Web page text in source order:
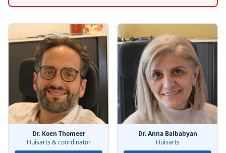
Dr. Koen Thomeer
Huisarts & coördinator
Dr. Anna Balbabyan
Huisarts